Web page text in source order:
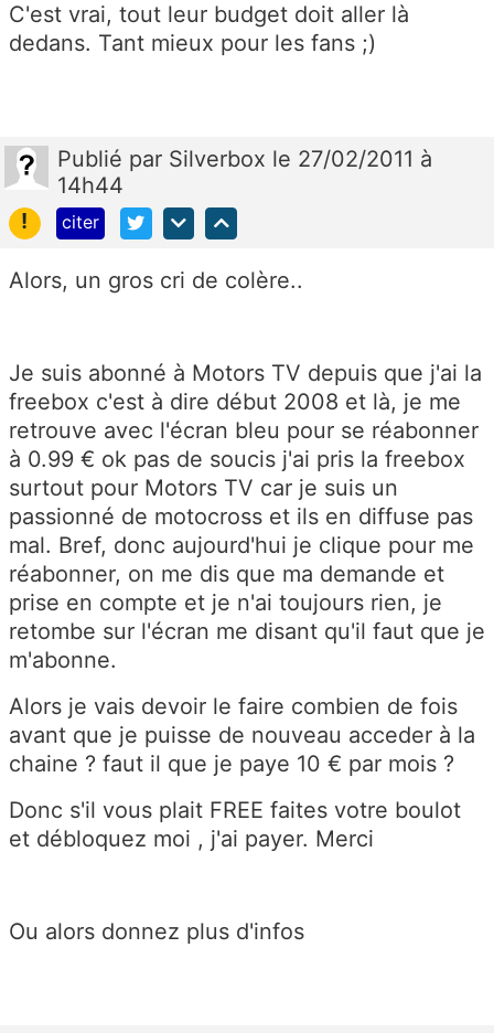
C'est vrai, tout leur budget doit aller là
dedans. Tant mieux pour les fans ;)
Publié par Silverbox le 27/02/2011 à
14h44
!
citer
Alors, un gros cri de colère..
Je suis abonné à Motors TV depuis que j'ai la
freebox c'est à dire début 2008 et là, je me
retrouve avec l'écran bleu pour se réabonner
à 0.99 € ok pas de soucis j'ai pris la freebox
surtout pour Motors TV car je suis un
passionné de motocross et ils en diffuse pas
mal. Bref, donc aujourd'hui je clique pour me
réabonner, on me dis que ma demande et
prise en compte et je n'ai toujours rien, je
retombe sur l'écran me disant qu'il faut que je
m'abonne.
Alors je vais devoir le faire combien de fois
avant que je puisse de nouveau acceder à la
chaine ? faut il que je paye 10 € par mois ?
Donc s'il vous plait FREE faites votre boulot
et débloquez moi , j'ai payer. Merci
Ou alors donnez plus d'infos